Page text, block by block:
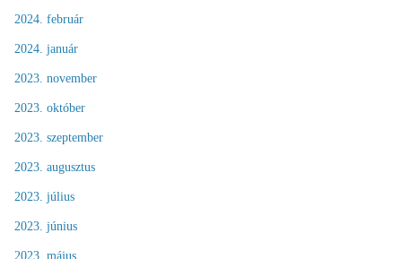
2024. február
2024. január
2023. november
2023. október
2023. szeptember
2023. augusztus
2023. július
2023. június
2023. május